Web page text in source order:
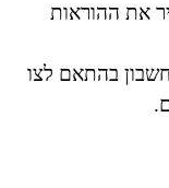
את ההוראות
בהתאם לצו